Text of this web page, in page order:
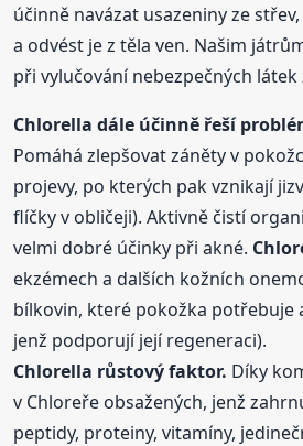
účinně navázat usazeniny ze
a odvést je z těla ven. Našim
při vylučování nebezpečných látek
Chlorella dále účinně řeší
Pomáhá zlepšovat záněty v
projevy, po kterých pak vznikají
flíčky v obličeji). Aktivně čistí
velmi dobré účinky při akné.
ekzémech a dalších kožních
bílkovin, které pokožka potřebuje
jenž podporují její regeneraci).
Chlorella růstový faktor. Díky
v Chloreře obsažených, jenž
peptidy, proteiny, vitamíny,